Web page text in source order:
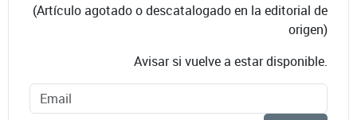
(Artículo agotado o descatalogado en la editorial de
origen)
Avisar si vuelve a estar disponible.